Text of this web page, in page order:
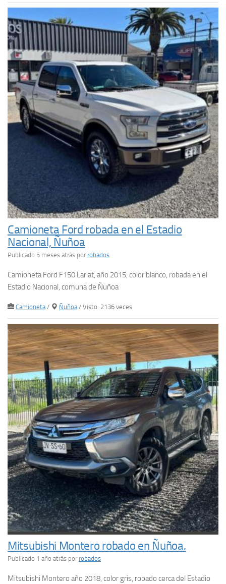
Camioneta Ford robada en el Estadio
Nacional, Ñuñoa
Publicado 5 meses atrás por robados
Camioneta Ford F150 Lariat, año 2015, color blanco, robada en el
Estadio Nacional, comuna de Ñuñoa
Camioneta/ Ñuñoa/ Visto: 2136 veces
Mitsubishi Montero robado en Ñuñoa.
Publicado 1 año atrás por robados
Mitsubishi Montero año 2018, color gris, robado cerca del Estadio